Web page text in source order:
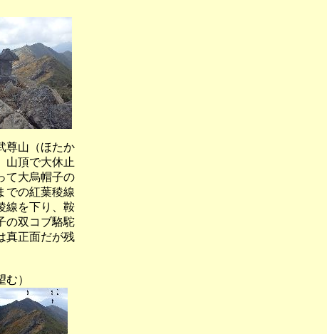
尊山（ほたか
山頂で大休止
て大烏帽子の
での紅葉稜線
線を下り、鞍
の双コブ駱駝
真正面だが残
）